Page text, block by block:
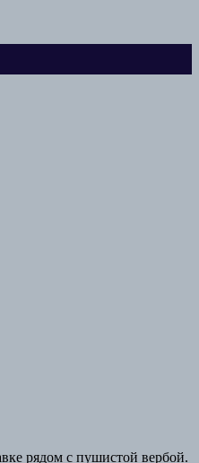
рядом с пушистой вербой.